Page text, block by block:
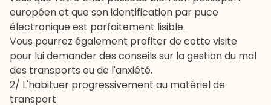
européen et que sonidentification par puce
électronique est parfaitement lisible.
Vous pourrez également profiter de cette visite
pour lui demander des conseils sur la gestion du mal
des transports ou de l'anxiété.
2/ L'habituer progressivement au matériel de
transport